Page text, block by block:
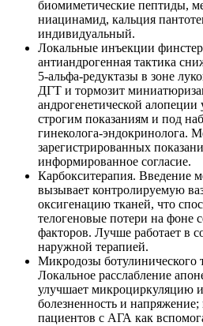
биомиметические пептиды,
ниацинамид, кальция
индивидуальный.
Локальные инъекции
антиандрогенная тактика
5‑альфа‑редуктазы в зоне
ДГТ и тормозит
андрогенетической
строгим показаниям и под
гинеколога‑эндокринолога.
зарегистрированных
информированное согласие.
Карбокситерапия. Введение
вызывает контролируемую
оксигенацию тканей, что
телогеновые потери на фоне
факторов. Лучше работает в
наружной терапией.
Микродозы ботулинического
Локальное расслабление
улучшает микроциркуляцию
болезненность и напряжение;
пациентов с АГА как